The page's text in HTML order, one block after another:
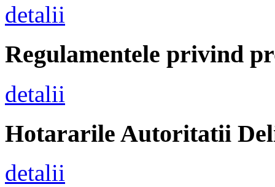
detalii
Regulamentele privind
detalii
Hotararile Autoritatii
detalii